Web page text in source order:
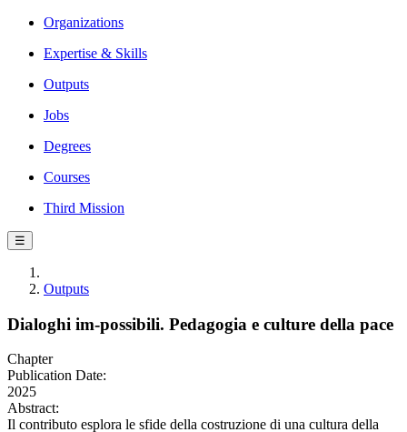
Organizations
Expertise & Skills
Outputs
Jobs
Degrees
Courses
Third Mission
☰
Outputs
Dialoghi im-possibili. Pedagogia e culture della pace
Chapter
Publication Date:
2025
Abstract:
Il contributo esplora le sfide della costruzione di una cultura della